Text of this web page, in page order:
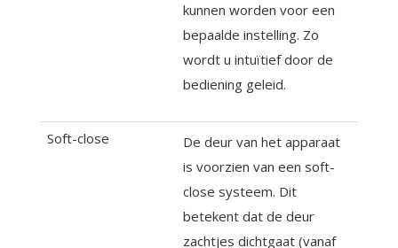
kunnen worden voor een
bepaalde instelling. Zo
wordt u intuïtief door de
bediening geleid.
Soft-close
De deur van het apparaat
is voorzien van een soft-
close systeem. Dit
betekent dat de deur
zachtjes dichtgaat (vanaf